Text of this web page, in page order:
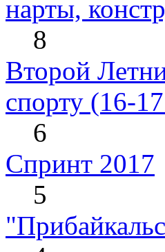
нарты,
8
Второй
спорту (16-
6
Спринт 2017
5